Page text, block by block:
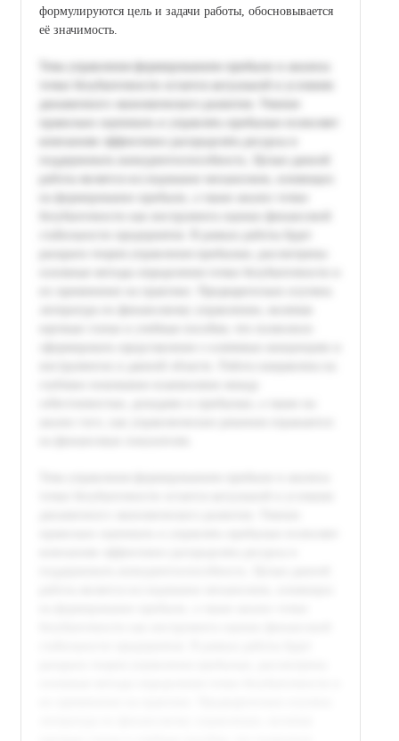
формулируются цель и задачи работы, обосновывается
её значимость.